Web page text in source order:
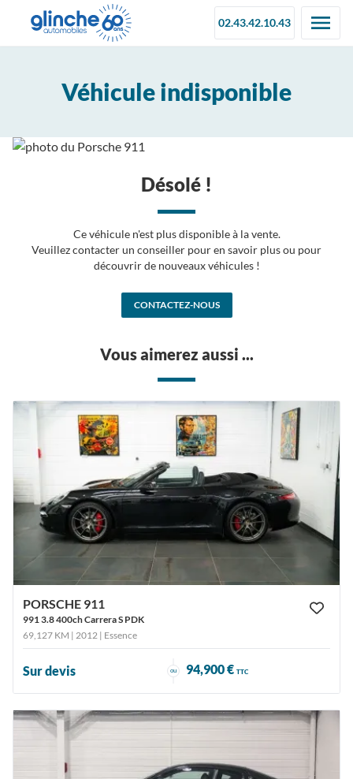
02.43.42.10.43
Véhicule indisponible
Désolé !
Ce véhicule n'est plus disponible à la vente.
Veuillez contacter un conseiller pour en savoir plus ou pour
découvrir de nouveaux véhicules !
CONTACTEZ-NOUS
Vous aimerez aussi ...
PORSCHE 911
991 3.8 400ch Carrera S PDK
69,127 KM | 2012 | Essence
Sur devis ou 94,900 € TTC